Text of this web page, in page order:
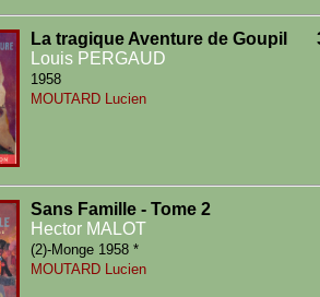
La tragique Aventure de Goupil
Louis PERGAUD
1958
MOUTARD Lucien
Sans Famille - Tome 2
Hector MALOT
(2)-Monge 1958 *
MOUTARD Lucien